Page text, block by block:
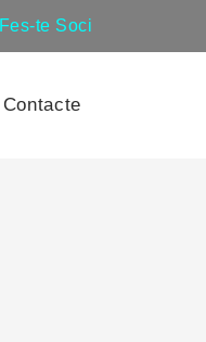
Fes-te Soci
Contacte